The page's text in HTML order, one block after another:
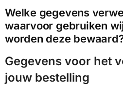
Welke gegevens
waarvoor gebruiken
worden deze
Gegevens voor het
jouw bestelling